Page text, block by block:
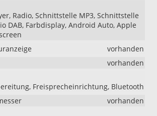
Radio, Schnittstelle MP3, Schnittstelle
DAB, Farbdisplay, Android Auto, Apple
vorhanden
vorhanden
Freisprecheinrichtung, Bluetooth
vorhanden